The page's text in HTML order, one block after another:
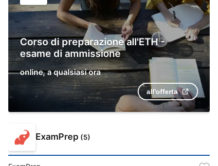
Corso di preparazione all'ETH -
esame di ammissione
online,a qualsiasi ora
all'offerta
ExamPrep (5)